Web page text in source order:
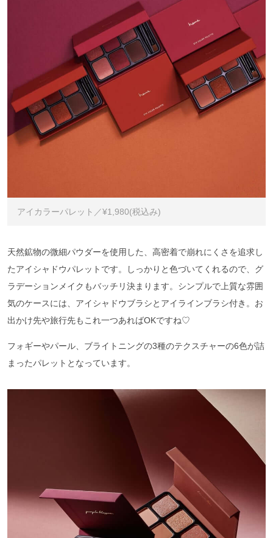
アイカラーパレット／¥1,980(税込み)
天然鉱物の微細パウダーを使用した、高密着で崩れにくさを追求し
たアイシャドウパレットです。しっかりと色づいてくれるので、グ
ラデーションメイクもバッチリ決まります。シンプルで上質な雰囲
気のケースには、アイシャドウブラシとアイラインブラシ付き。お
出かけ先や旅行先もこれ一つあればOKですね♡
フォギーやパール、ブライトニングの3種のテクスチャーの6色が詰
まったパレットとなっています。